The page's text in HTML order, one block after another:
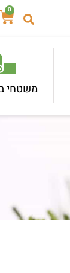
0
משטחי